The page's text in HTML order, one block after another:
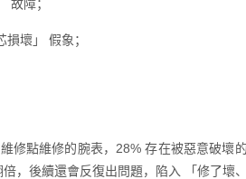
故障；
壞」 假象；
修點維修的腕表，28% 存在被惡意破壞
，後續還會反復出問題，陷入 「修了壞